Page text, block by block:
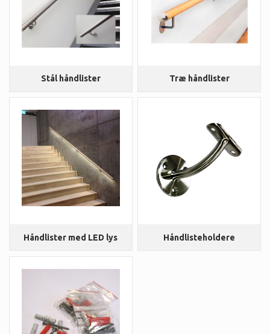
Stål håndlister Træ håndlister
Håndlister med LED lys Håndlisteholdere